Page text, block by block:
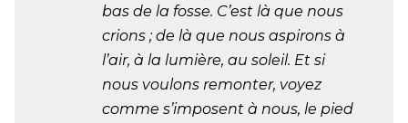
bas de la fosse. C’est là que nous
crions ; de là que nous aspirons à
l’air, à la lumière, au soleil. Et si
nous voulons remonter, voyez
comme s’imposent à nous, le pied